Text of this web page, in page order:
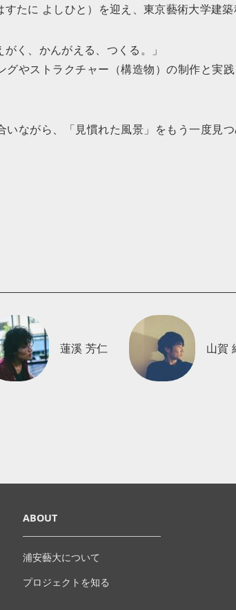
たに よしひと）を迎え、東京藝術大学建
く、かんがえる、つくる。」
グやストラクチャー（構造物）の制作と実
いながら、「見慣れた風景」をもう一度見
蓮溪 芳仁 山賀
ABOUT
浦安藝大について
プロジェクトを知る